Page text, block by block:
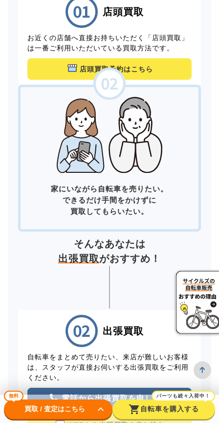
店頭買取
お近くの店舗へ直接お持ちいただく「店頭買取」
は一番ご利用いただいている買取方法です。
店頭買取予約はこちら
家にいながら自転車を売りたい。
できるだけ手間をかけずに
買取してもらいたい。
そんなあなたは
出張買取がおすすめ！
出張買取
自転車をまとめて売りたい、来店が難しいお客様
は、スタッフが直接お伺いする出張買取をご利用
ください。
電話から出張買取を申し込む
無料
買取 / 査定はこちら keyboard_arrow_down shopping_cart
パーツも続々入荷中！
自転車を購入する